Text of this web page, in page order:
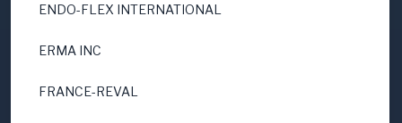
ENDO-FLEX INTERNATIONAL
ERMA INC
FRANCE-REVAL